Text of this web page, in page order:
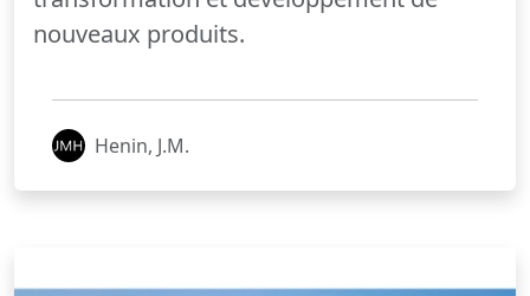
nouveaux produits.
Henin, J.M.